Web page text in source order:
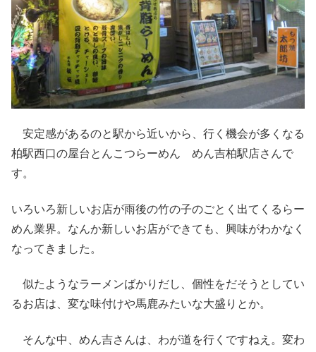
安定感があるのと駅から近いから、行く機会が多くなる
柏駅西口の屋台とんこつらーめん めん吉柏駅店さんで
す。
いろいろ新しいお店が雨後の竹の子のごとく出てくるらー
めん業界。なんか新しいお店ができても、興味がわかなく
なってきました。
似たようなラーメンばかりだし、個性をだそうとしてい
るお店は、変な味付けや馬鹿みたいな大盛りとか。
そんな中、めん吉さんは、わが道を行くですねえ。変わ